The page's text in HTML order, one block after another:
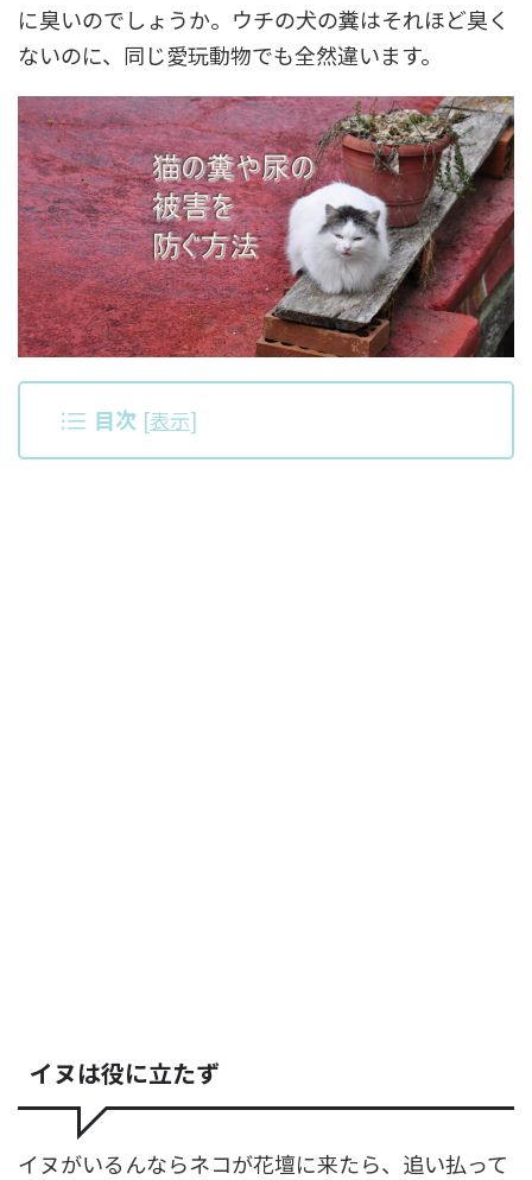
に臭いのでしょうか。ウチの犬の糞はそれほど臭く
ないのに、同じ愛玩動物でも全然違います。
目次 [表示]
イヌは役に立たず
イヌがいるんならネコが花壇に来たら、追い払って